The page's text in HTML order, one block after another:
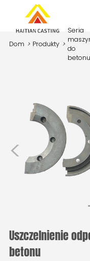
Dom > Produkty >
Seria
do
betonu
<
Uszczelnienie
betonu